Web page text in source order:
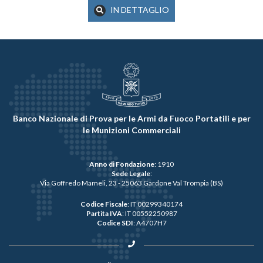
IN DETTAGLIO
Banco Nazionale di Prova per le Armi da Fuoco Portatili e per
le Munizioni Commerciali
Anno di Fondazione: 1910
Sede Legale:
Via Goffredo Mameli, 23 - 25063 Gardone Val Trompia (BS)
Codice Fiscale: IT 00299340174
Partita IVA: IT 00552250987
Codice SDI: A4707H7